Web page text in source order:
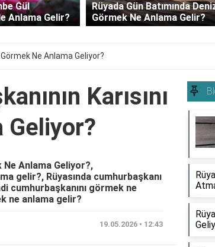
Gül
Anlama Gelir?
Rüyada Gün Batımında
Görmek Ne Anlama Gelir?
Görmek Ne Anlama Geliyor?
Karısını
Geliyor?
Ne Anlama Geliyor?,
gelir?, Rüyasında cumhurbaşkanı
cumhurbaşkanını görmek ne
ne anlama gelir?
19.05.2026 • 12:43